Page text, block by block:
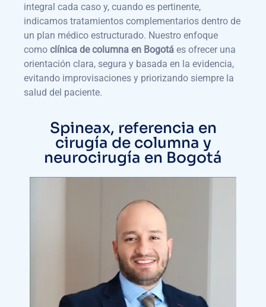
integral cada caso y, cuando es pertinente,
indicamos tratamientos complementarios dentro de
un plan médico estructurado. Nuestro enfoque
como clínica de columna en Bogotá es ofrecer una
orientación clara, segura y basada en la evidencia,
evitando improvisaciones y priorizando siempre la
salud del paciente.
Spineax, referencia en
cirugía de columna y
neurocirugía en Bogotá